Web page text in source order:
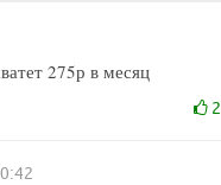
275р в месяц
2